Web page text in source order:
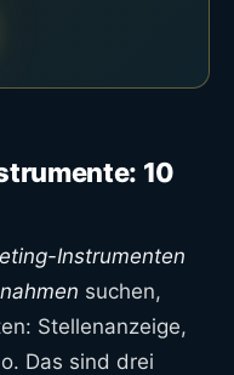
10
Instrumenten
suchen,
Stellenanzeige,
Das sind drei